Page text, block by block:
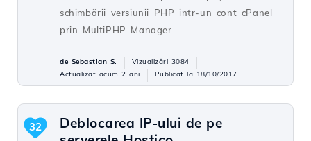
schimbării versiunii PHP intr-un cont cPanel
prin MultiPHP Manager
de Sebastian S.
Vizualizări 3084
Actualizat acum 2 ani
Publicat la 18/10/2017
Deblocarea IP-ului de pe
32